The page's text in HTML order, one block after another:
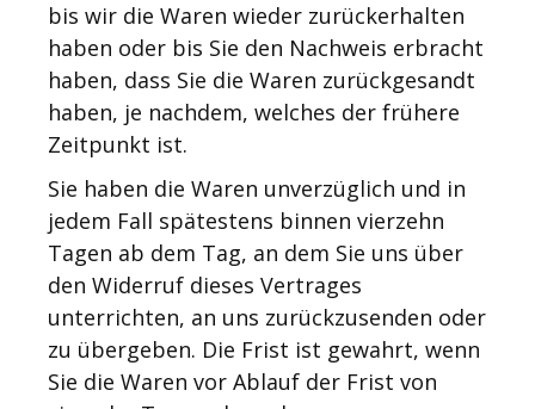
bis wir die Waren wieder zurückerhalten
haben oder bis Sie den Nachweis erbracht
haben, dass Sie die Waren zurückgesandt
haben, je nachdem, welches der frühere
Zeitpunkt ist.
Sie haben die Waren unverzüglich und in
jedem Fall spätestens binnen vierzehn
Tagen ab dem Tag, an dem Sie uns über
den Widerruf dieses Vertrages
unterrichten, an uns zurückzusenden oder
zu übergeben. Die Frist ist gewahrt, wenn
Sie die Waren vor Ablauf der Frist von